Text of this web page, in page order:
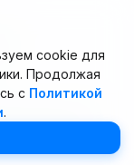
В.В.). Все права
cookie для
Продолжая
с Политикой
.